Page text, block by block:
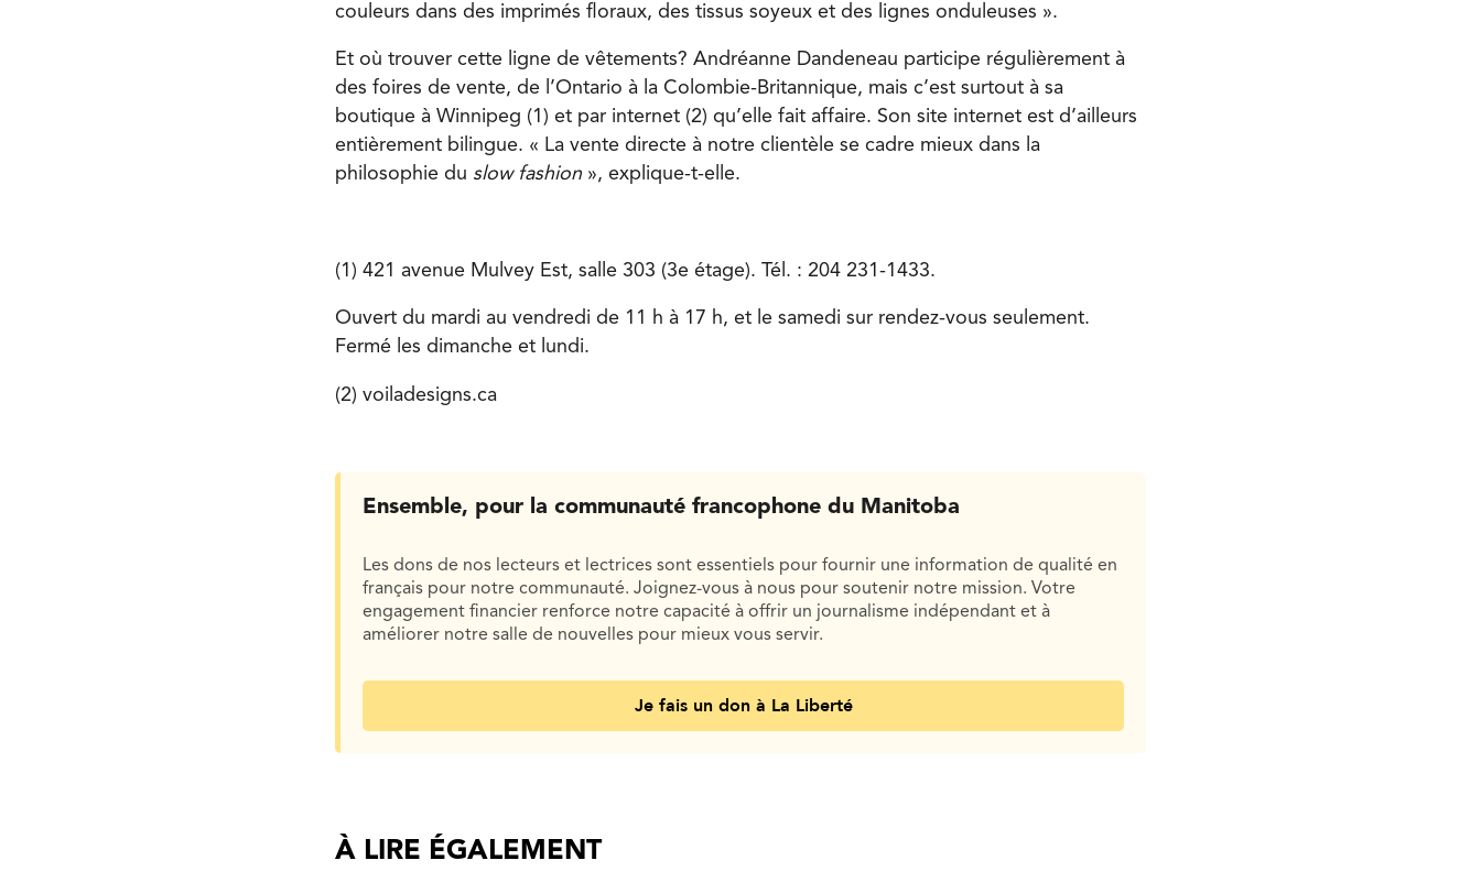
couleurs dans des imprimés floraux, des tissus soyeux et des lignes onduleuses ».
Et où trouver cette ligne de vêtements? Andréanne Dandeneau participe régulièrement à
des foires de vente, de l’Ontario à la Colombie-Britannique, mais c’est surtout à sa
boutique à Winnipeg (1) et par internet (2) qu’elle fait affaire. Son site internet est d’ailleurs
entièrement bilingue. « La vente directe à notre clientèle se cadre mieux dans la
philosophie du slow fashion », explique-t-elle.
(1) 421 avenue Mulvey Est, salle 303 (3e étage). Tél. : 204 231-1433.
Ouvert du mardi au vendredi de 11 h à 17 h, et le samedi sur rendez-vous seulement.
Fermé les dimanche et lundi.
(2) voiladesigns.ca
Ensemble, pour la communauté francophone du Manitoba
Les dons de nos lecteurs et lectrices sont essentiels pour fournir une information de qualité en
français pour notre communauté. Joignez-vous à nous pour soutenir notre mission. Votre
engagement financier renforce notre capacité à offrir un journalisme indépendant et à
améliorer notre salle de nouvelles pour mieux vous servir.
Je fais un don à La Liberté
À LIRE ÉGALEMENT